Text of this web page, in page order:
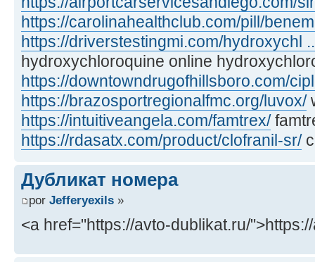
https://carolinahealthclub.com/pill/
https://driverstestingmi.com/hydroxychl
hydroxychloroquine online
https://downtowndrugofhillsboro.com/
https://brazosportregionalfmc.org/luvox/
https://intuitiveangela.com/famtrex/
https://rdasatx.com/product/clofranil-sr/
Дубликат номера
por Jefferyexils »
<a href="https://avto-dublikat.ru/